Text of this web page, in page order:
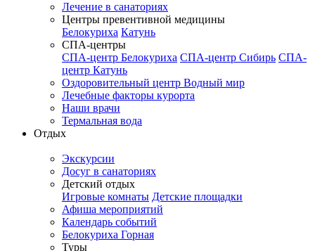
Лечение в санаториях
Центры превентивной медицины
Белокуриха Катунь
СПА-центры
СПА-центр Белокуриха СПА-центр Сибирь СПА-
центр Катунь
Оздоровительный центр Водный мир
Лечебные факторы курорта
Наши врачи
Термальная вода
Отдых
Экскурсии
Досуг в санаториях
Детский отдых
Игровые комнаты Детские площадки
Афиша мероприятий
Календарь событий
Белокуриха Горная
Туры